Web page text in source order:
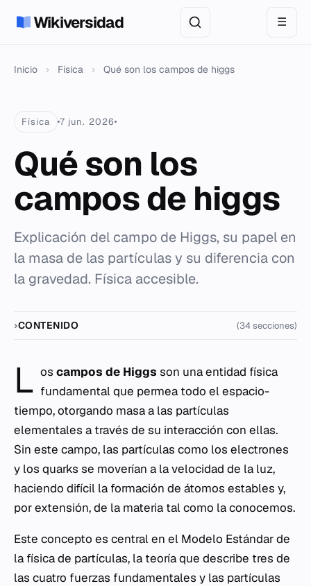
Wikiversidad ☰
Inicio › Física › Qué son los campos de higgs
Física 7 jun. 2026
Qué son los
campos de higgs
Explicación del campo de Higgs, su papel en
la masa de las partículas y su diferencia con
la gravedad. Física accesible.
CONTENIDO (34 secciones)
L os campos de Higgs son una entidad física
fundamental que permea todo el espacio-
tiempo, otorgando masa a las partículas
elementales a través de su interacción con ellas.
Sin este campo, las partículas como los electrones
y los quarks se moverían a la velocidad de la luz,
haciendo difícil la formación de átomos estables y,
por extensión, de la materia tal como la conocemos.
Este concepto es central en el Modelo Estándar de
la física de partículas, la teoría que describe tres de
las cuatro fuerzas fundamentales y las partículas